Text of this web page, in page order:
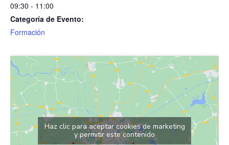
09:30 - 11:00
Categoría de Evento:
Formación
Haz clic para aceptar cookies de marketing
y permitir este contenido